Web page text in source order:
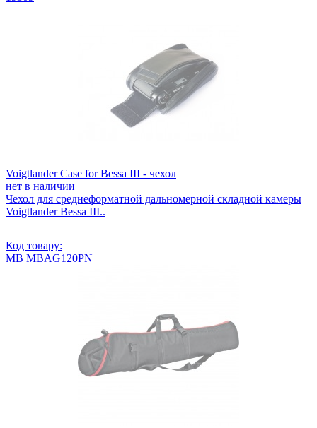
Voigtlander Case for Bessa III - чехол
нет в наличии
Чехол для среднеформатной дальномерной складной камеры
Voigtlander Bessa III..
Код товару:
MB MBAG120PN